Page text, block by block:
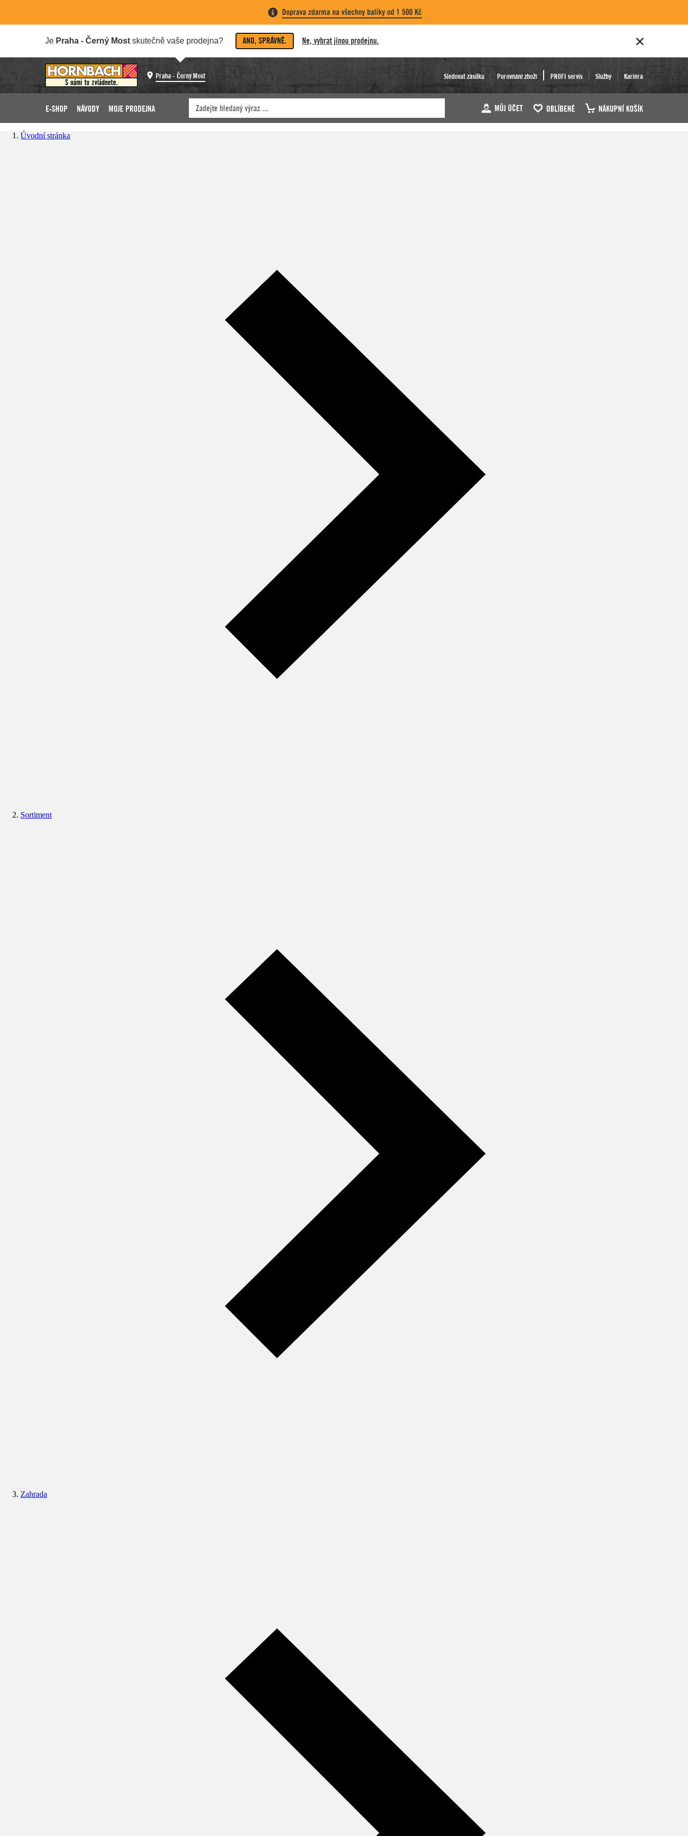
Doprava zdarma na všechny balíky od 1 500 Kč
Je Praha - Černý Most skutečně vaše prodejna? ANO, SPRÁVNĚ. Ne, vybrat jinou prodejnu.
Praha - Černý Most Sledovat zásilku Porovnání zboží PROFI servis Služby Kariéra
E-SHOP NÁVODY MOJE PRODEJNA MŮJ ÚČET OBLÍBENÉ NÁKUPNÍ KOŠÍK
Úvodní stránka
Sortiment
Zahrada